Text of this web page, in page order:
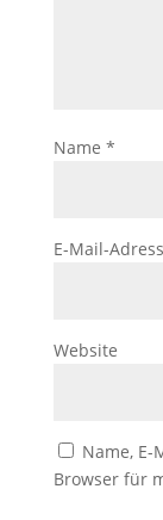
Name *
E-Mail-
Website
Name,
Browser für